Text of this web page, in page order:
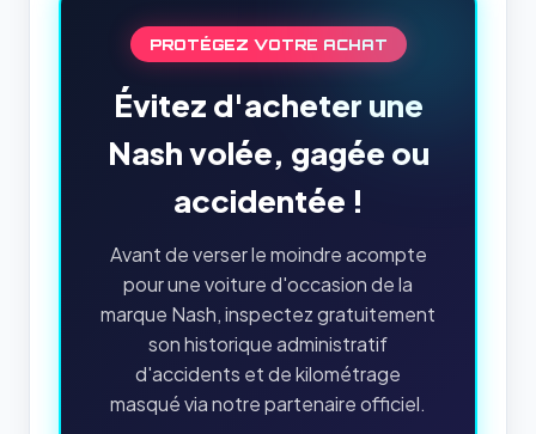
PROTÉGEZ VOTRE ACHAT
Évitez d'acheter une
Nash volée, gagée ou
accidentée !
Avant de verser le moindre acompte
pour une voiture d'occasion de la
marque Nash, inspectez gratuitement
son historique administratif
d'accidents et de kilométrage
masqué via notre partenaire officiel.